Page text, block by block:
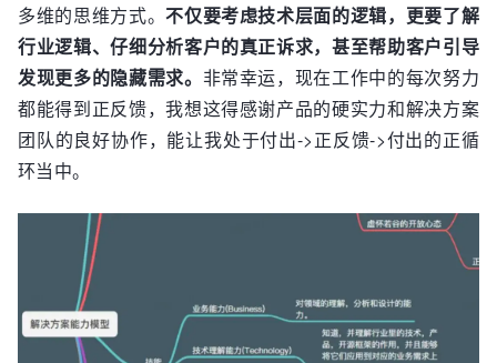
多维的思维方式。不仅要考虑技术层面的逻辑，更要了解
行业逻辑、仔细分析客户的真正诉求，甚至帮助客户引导
发现更多的隐藏需求。 非常幸运，现在工作中的每次努力
都能得到正反馈，我想这得感谢产品的硬实力和解决方案
团队的良好协作，能让我处于付出->正反馈->付出的正循
环当中。